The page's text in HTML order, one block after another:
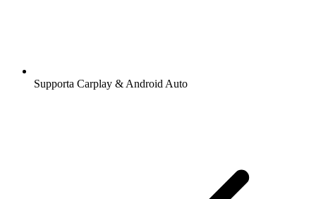
Supporta Carplay & Android Auto